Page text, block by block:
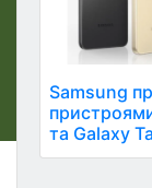
Samsung
та Galaxy